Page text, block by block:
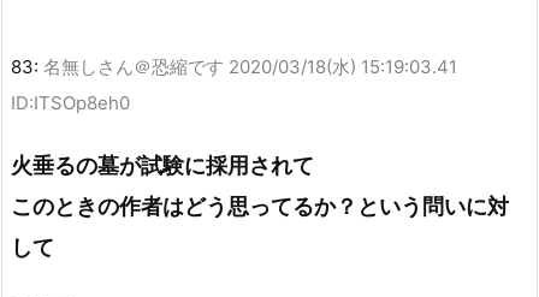
83: 名無しさん＠恐縮です 2020/03/18(水) 15:19:03.41
ID:ITSOp8eh0
火垂るの墓が試験に採用されて
このときの作者はどう思ってるか？という問いに対
して